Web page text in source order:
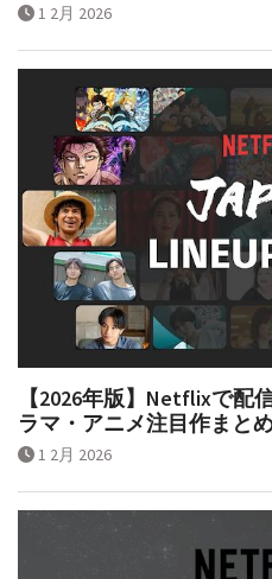
1 2月 2026
【2026年版】Netflixで配
ラマ・アニメ注目作まと
1 2月 2026